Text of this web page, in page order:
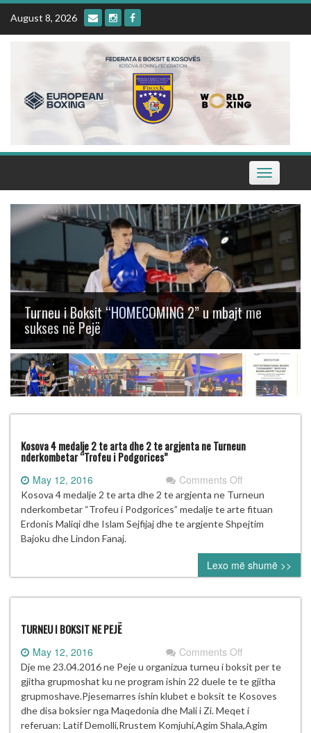
Skip
content
August 8, 2026
Toggle
navigation
Turneu i Boksit “HOMECOMING 2” u mbajt me
sukses në Pejë
Kosova 4 medalje 2 te arta dhe 2 te argjenta ne Turneun
nderkombetar “Trofeu i Podgorices”
May 12, 2016 Comments Offon
Kosova
4
medalje
te
arta
dhe
2
Turneun
nderkombetar
“Trofeu
i
Podgorices”
Kosova 4 medalje 2 te arta dhe 2 te argjenta ne Turneun
nderkombetar “Trofeu i Podgorices” medalje te arte fituan
Erdonis Maliqi dhe Islam Sejfijaj dhe te argjente Shpejtim
Bajoku dhe Lindon Fanaj.
Lexo më shumë >>
TURNEU I BOKSIT NE PEJË
May 12, 2016 Comments Offon
TURNEU
I
BOKSIT
NE
PEJË
Dje me 23.04.2016 ne Peje u organizua turneu i boksit per te
gjitha grupmoshat ku ne program ishin 22 duele te te gjitha
grupmoshave.Pjesemarres ishin klubet e boksit te Kosoves
dhe disa boksier nga Maqedonia dhe Mali i Zi. Meqet i
referuan: Latif Demolli,Rrustem Komjuhi,Agim Shala,Agim